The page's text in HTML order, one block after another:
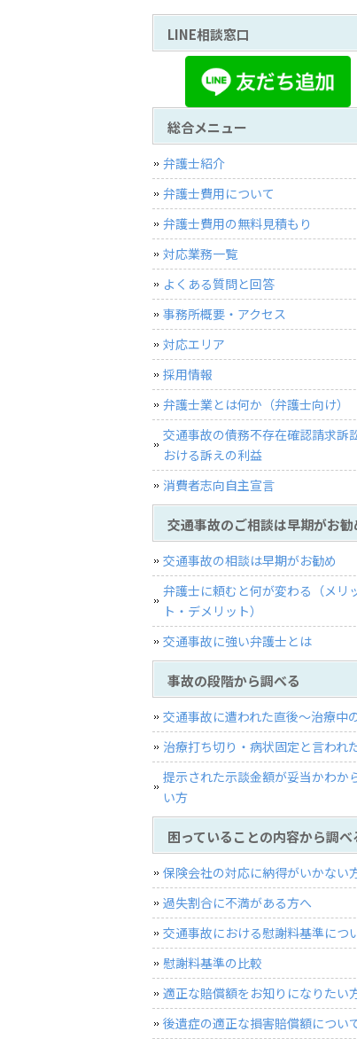
LINE相談窓口
総合メニュー
弁護士紹介
弁護士費用について
弁護士費用の無料見積もり
対応業務一覧
よくある質問と回答
事務所概要・アクセス
対応エリア
採用情報
弁護士業とは何か（弁護士向け）
交通事故の債務不存在確認請求訴
おける訴えの利益
消費者志向自主宣言
交通事故のご相談は早期がお勧
交通事故の相談は早期がお勧め
弁護士に頼むと何が変わる（メリ
ト・デメリット）
交通事故に強い弁護士とは
事故の段階から調べる
交通事故に遭われた直後〜治療中
治療打ち切り・病状固定と言われ
提示された示談金額が妥当かわか
い方
困っていることの内容から調べ
保険会社の対応に納得がいかない
過失割合に不満がある方へ
交通事故における慰謝料基準につ
慰謝料基準の比較
適正な賠償額をお知りになりたい
後遺症の適正な損害賠償額につい